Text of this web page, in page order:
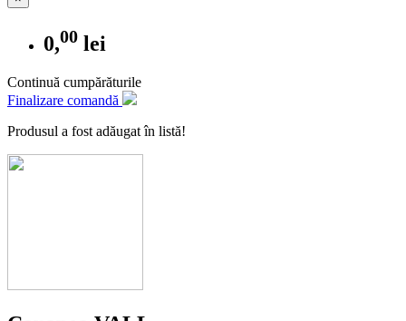
0,00 lei
Continuă cumpărăturile
Finalizare comandă
Produsul a fost adăugat în listă!